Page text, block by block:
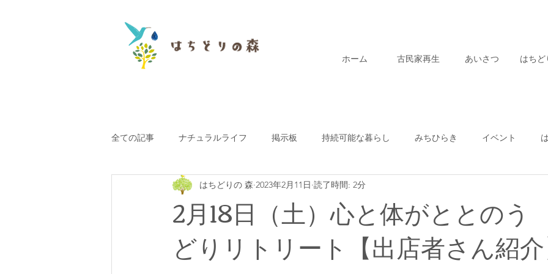
ホーム 古民家再生 あいさつ はち
全ての記事 ナチュラルライフ 掲示板 持続可能な暮らし みちひらき イベント
プロフィール はちどり通信 クラウドファンディング
学び はちどりサロン 不動産
2月18日（土）心と体がととの
どりリトリート【出店者さん紹
はちどりの 森 2023年2月11日 読了時間: 2分